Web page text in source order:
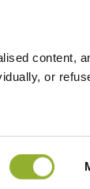
content,
or
in
diritti riservati ©